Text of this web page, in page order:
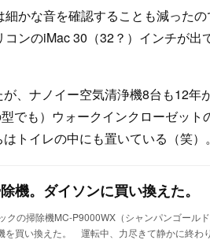
かな音を確認することも減った
ンのiMac 30（32？）インチが出
、ナノイー空気清浄機8台も12年
でも）ウォークインクローゼット
トイレの中にも置いている（笑）。
機。ダイソンに買い換えた。
クの掃除機MC-P9000WX（シャンパンゴール
を買い換えた。 運転中、力尽きて静かに終わ